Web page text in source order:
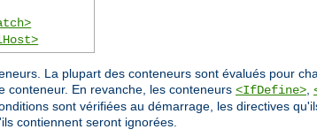
La plupart des conteneurs sont évalués pour
conteneur. En revanche, les conteneurs <IfDefine>
sont vérifiées au démarrage, les directives
contiennent seront ignorées.